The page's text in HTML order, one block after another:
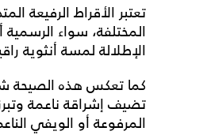
تعتبر الأقراط الرفيعة
المختلفة، سواء الرسمية
الإطلالة لمسة أنثوية
كما تعكس هذه الصيحة
تضيف إشراقة ناعمة
المرفوعة أو الويفي